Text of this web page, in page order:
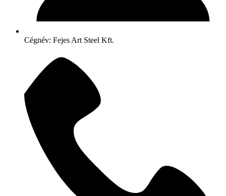
Cégnév: Fejes Art Steel Kft.